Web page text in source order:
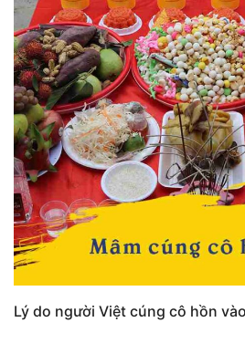
Lý do người Việt cúng cô hồn